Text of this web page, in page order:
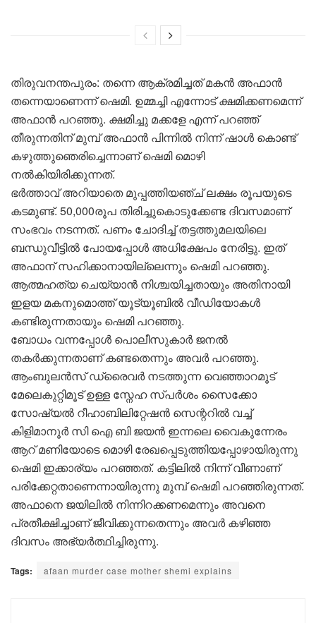
തിരുവനന്തപുരം: തന്നെ ആക്രമിച്ചത് മകൻ അഫാൻ
തന്നെയാണെന്ന് ഷെമി. ഉമ്മച്ചി എന്നോട് ക്ഷമിക്കണമെന്ന്
അഫാൻ പറഞ്ഞു. ക്ഷമിച്ചു മക്കളേ എന്ന് പറഞ്ഞ്
തീരുന്നതിന് മുമ്പ് അഫാൻ പിന്നിൽ നിന്ന് ഷാൾ കൊണ്ട്
കഴുത്തുഞെരിച്ചെന്നാണ് ഷെമി മൊഴി
നൽകിയിരിക്കുന്നത്.
ഭർത്താവ് അറിയാതെ മുപ്പത്തിയഞ്ച് ലക്ഷം രൂപയുടെ
കടമുണ്ട്. 50,000രൂപ തിരിച്ചുകൊടുക്കേണ്ട ദിവസമാണ്
സംഭവം നടന്നത്. പണം ചോദിച്ച് തട്ടത്തുമലയിലെ
ബന്ധുവീട്ടിൽ പോയപ്പോൾ അധിക്ഷേപം നേരിട്ടു. ഇത്
അഫാന് സഹിക്കാനായില്ലെന്നും ഷെമി പറഞ്ഞു.
ആത്മഹത്യ ചെയ്യാൻ നിശ്ചയിച്ചതായും അതിനായി
ഇളയ മകനുമൊത്ത് യൂട്യൂബിൽ വീഡിയോകൾ
കണ്ടിരുന്നതായും ഷെമി പറഞ്ഞു.
ബോധം വന്നപ്പോൾ പൊലീസുകാർ ജനൽ
തകർക്കുന്നതാണ് കണ്ടതെന്നും അവർ പറഞ്ഞു.
ആംബുലൻസ് ഡ്രൈവർ നടത്തുന്ന വെഞ്ഞാറമൂട്
മേലെകുറ്റിമൂട് ഉള്ള സ്നേഹ സ്പർശം സൈക്കോ
സോഷ്യൽ റീഹാബിലിറ്റേഷൻ സെന്ററിൽ വച്ച്
കിളിമാനൂർ സി ഐ ബി ജയൻ ഇന്നലെ വൈകുന്നേരം
ആറ് മണിയോടെ മൊഴി രേഖപ്പെടുത്തിയപ്പോഴായിരുന്നു
ഷെമി ഇക്കാര്യം പറഞ്ഞത്. കട്ടിലിൽ നിന്ന് വീണാണ്
പരിക്കേറ്റതാണെന്നായിരുന്നു മുമ്പ് ഷെമി പറഞ്ഞിരുന്നത്.
അഫാനെ ജയിലിൽ നിന്നിറക്കണമെന്നും അവനെ
പ്രതീക്ഷിച്ചാണ് ജീവിക്കുന്നതെന്നും അവർ കഴിഞ്ഞ
ദിവസം അഭ്യർത്ഥിച്ചിരുന്നു.
Tags: afaan murder case mother shemi explains